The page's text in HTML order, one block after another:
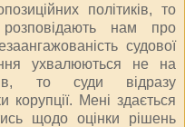
політиків, то
нам про
судової
ухвалюються не на
то суди відразу
Мені здається
щодо оцінки рішень